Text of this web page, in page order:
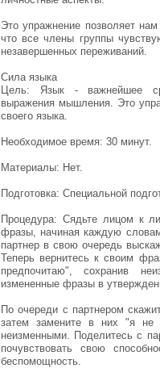
Это упражнение позволяет
что все члены группы
незавершенных переживаний.
Сила языка
Цель: Язык - важнейшее
выражения мышления. Это
своего языка.
Необходимое время: 30 минут.
Материалы: Нет.
Подготовка: Специальной
Процедура: Сядьте лицом к
фразы, начиная каждую
партнер в свою очередь
Теперь вернитесь к своим
предпочитаю", сохранив
измененные фразы в
По очереди с партнером
затем замените в них "я не
неизменными. Поделитесь с
почувствовать свою
беспомощность.